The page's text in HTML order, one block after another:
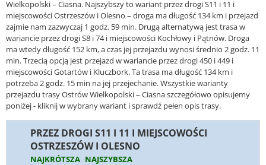
Wielkopolski – Ciasna. Najszybszy to wariant przez drogi S11 i 11 i
miejscowości Ostrzeszów i Olesno – droga ma długość 134 km i przejazd
zajmie nam zazwyczaj 1 godz. 59 min. Drugą alternatywą jest trasa w
wariancie przez drogi S8 i 74 i miejscowości Kochłowy i Pątnów. Droga
ma wtedy długość 152 km, a czas jej przejazdu wynosi średnio 2 godz. 11
min. Trzecią opcją jest przejazd w wariancie przez drogi 450 i 449 i
miejscowości Gotartów i Kluczbork. Ta trasa ma długość 134 km i
potrzeba 2 godz. 15 min na jej przejechanie. Wszystkie warianty
przejazdu trasy Ostrów Wielkopolski – Ciasna szczegółowo opisujemy
poniżej - kliknij w wybrany wariant i sprawdź pełen opis trasy.
PRZEZ DROGI S11 I 11 I MIEJSCOWOŚCI
OSTRZESZÓW I OLESNO
NAJKRÓTSZA NAJSZYBSZA